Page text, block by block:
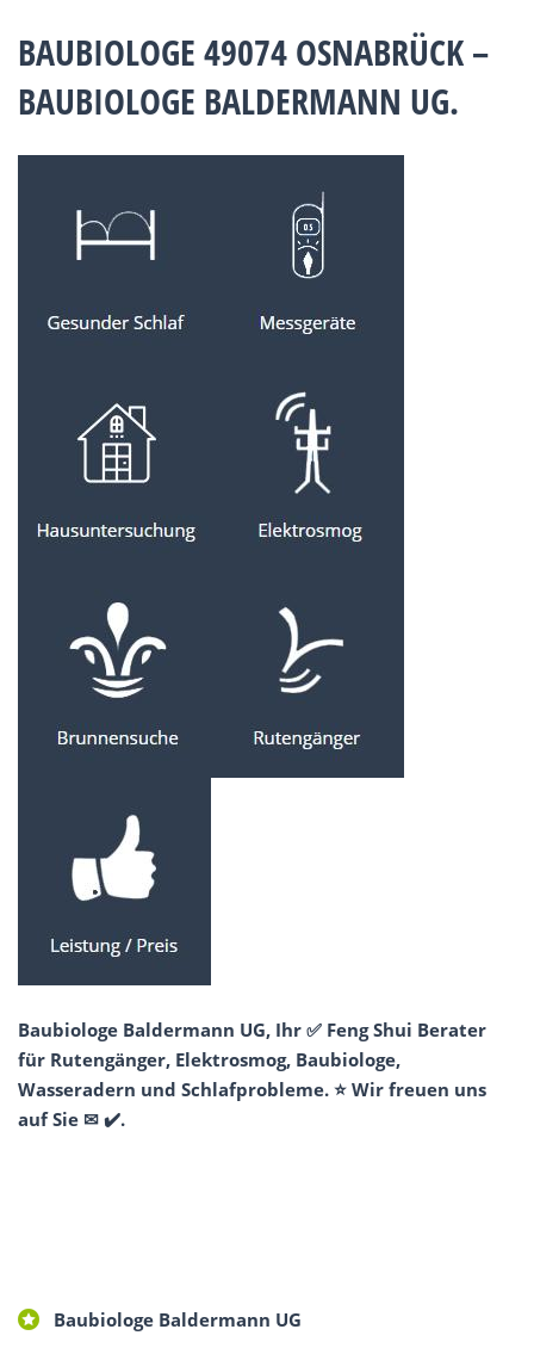
BAUBIOLOGE 49074 OSNABRÜCK –
BAUBIOLOGE BALDERMANN UG.
Baubiologe Baldermann UG, Ihr ✅ Feng Shui Berater
für Rutengänger, Elektrosmog, Baubiologe,
Wasseradern und Schlafprobleme. ⭐ Wir freuen uns
auf Sie ✉ ✔️.
Baubiologe Baldermann UG